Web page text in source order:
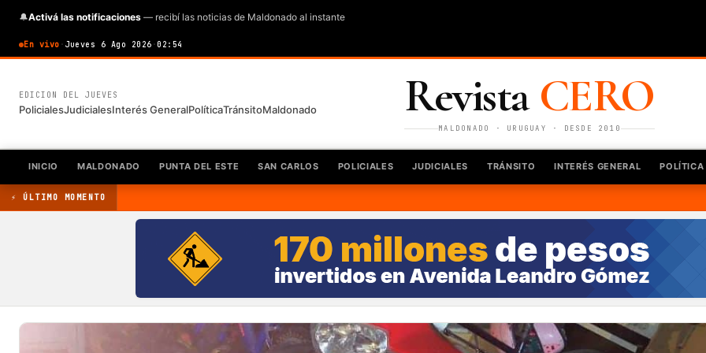
🔔Activá las notificaciones — recibí las noticias de Maldonado al instante
En vivo · Jueves 6 Ago 2026 ·02:54
EDICION DEL JUEVES
PolicialesJudicialesInterés GeneralPolíticaTránsitoMaldonado RevistaCERO
MALDONADO · URUGUAY · DESDE 2010
INICIO MALDONADO PUNTA DEL ESTE SAN CARLOS POLICIALES JUDICIALES TRÁNSITO INTERÉS GENERAL POLÍTICA
⚡ ÚLTIMO MOMENTO